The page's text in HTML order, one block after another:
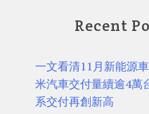
Recent
一文看清11月新能源
米汽車交付量續逾4
系交付再創新高